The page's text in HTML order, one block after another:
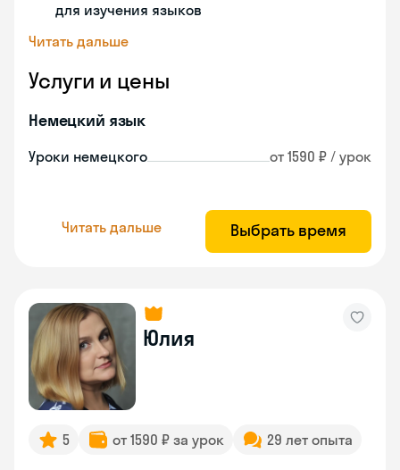
для изучения языков
Читать дальше
Услуги и цены
Немецкий язык
Уроки немецкого от 1590 ₽ / урок
Читать дальше Выбрать время
Юлия
5 от 1590 ₽ за урок 29 лет опыта